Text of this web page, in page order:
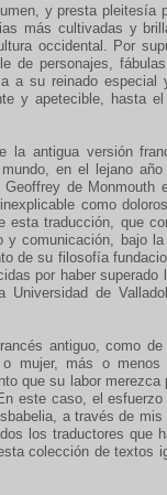
y presta pleitesía
más cultivadas y
occidental. Por
de personajes,
a su reinado especial
y apetecible, hasta el
la antigua versión
en el lejano año
de Monmouth
como
esta traducción, que
y comunicación, bajo
de su filosofía
por haber superado
de
antiguo, como de
mujer, más o
que su labor merezca
este caso, el
a través de mis
los traductores que
colección de textos